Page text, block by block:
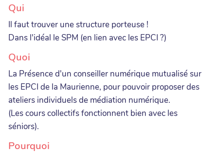
Qui
Il faut trouver une structure porteuse !
Dans l'idéal le SPM (en lien avec les EPCI ?)
Quoi
La Présence d'un conseiller numérique mutualisé sur
les EPCI de la Maurienne, pour pouvoir proposer des
ateliers individuels de médiation numérique.
(Les cours collectifs fonctionnent bien avec les
séniors).
Pourquoi